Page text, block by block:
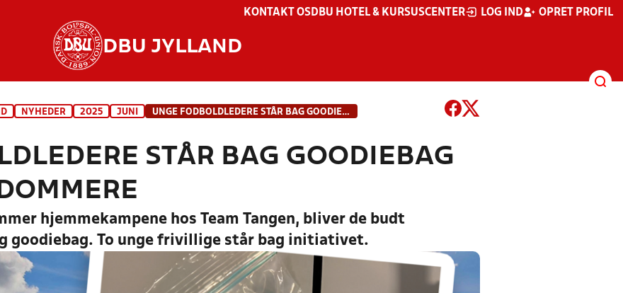
KONTAKT OS DBU HOTEL & KURSUSCENTER LOG IND OPRET PROFIL
DBU JYLLAND
NYHEDER 2025 JUNI UNGE FODBOLDLEDERE STÅR BAG GOODIEBAG TIL FODBOLDDOMMERE
STÅR BAG GOODIEBAG
hjemmekampene hos Team Tangen, bliver de budt
goodiebag. To unge frivillige står bag initiativet.